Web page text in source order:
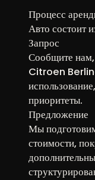
Процесс
Авто состоит
Запрос
Сообщите нам,
Citroen
приоритеты.
Предложение
Мы
стоимости,